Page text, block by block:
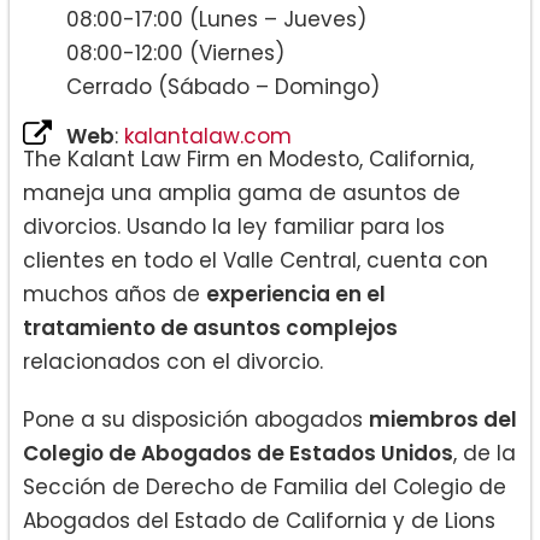
08:00-17:00 (Lunes – Jueves)
08:00-12:00 (Viernes)
Cerrado (Sábado – Domingo)
Web: kalantalaw.com
The Kalant Law Firm en Modesto, California,
maneja una amplia gama de asuntos de
divorcios. Usando la ley familiar para los
clientes en todo el Valle Central, cuenta con
muchos años de experiencia en el
tratamiento de asuntos complejos
relacionados con el divorcio.
Pone a su disposición abogados miembros del
Colegio de Abogados de Estados Unidos, de la
Sección de Derecho de Familia del Colegio de
Abogados del Estado de California y de Lions